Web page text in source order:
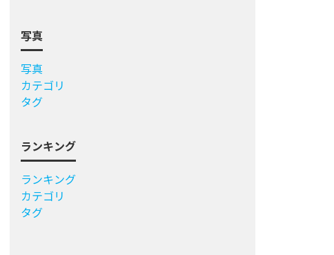
写真
写真
カテゴリ
タグ
ランキング
ランキング
カテゴリ
タグ